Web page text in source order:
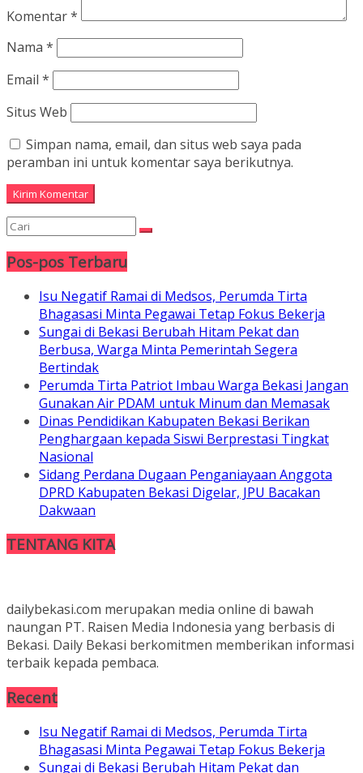
Komentar*
Nama *
Email *
Situs Web
Simpan nama, email, dan situs web saya pada
peramban ini untuk komentar saya berikutnya.
Pos-pos Terbaru
Isu Negatif Ramai di Medsos, Perumda Tirta
Bhagasasi Minta Pegawai Tetap Fokus Bekerja
Sungai di Bekasi Berubah Hitam Pekat dan
Berbusa, Warga Minta Pemerintah Segera
Bertindak
Perumda Tirta Patriot Imbau Warga Bekasi Jangan
Gunakan Air PDAM untuk Minum dan Memasak
Dinas Pendidikan Kabupaten Bekasi Berikan
Penghargaan kepada Siswi Berprestasi Tingkat
Nasional
Sidang Perdana Dugaan Penganiayaan Anggota
DPRD Kabupaten Bekasi Digelar, JPU Bacakan
Dakwaan
TENTANG KITA
dailybekasi.com merupakan media online di bawah
naungan PT. Raisen Media Indonesia yang berbasis di
Bekasi. Daily Bekasi berkomitmen memberikan informasi
terbaik kepada pembaca.
Recent
Isu Negatif Ramai di Medsos, Perumda Tirta
Bhagasasi Minta Pegawai Tetap Fokus Bekerja
Sungai di Bekasi Berubah Hitam Pekat dan